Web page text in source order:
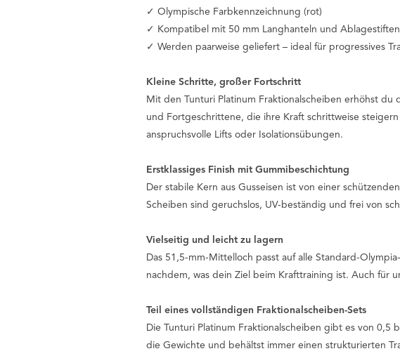
✓ Olympische Farbkennzeichnung (rot)
✓ Kompatibel mit 50 mm Langhanteln und Ablagestiften
✓ Werden paarweise geliefert – ideal für progressives
Kleine Schritte, großer Fortschritt
Mit den Tunturi Platinum Fraktionalscheiben erhöhst
und Fortgeschrittene, die ihre Kraft schrittweise
anspruchsvolle Lifts oder Isolationsübungen.
Erstklassiges Finish mit Gummibeschichtung
Der stabile Kern aus Gusseisen ist von einer
Scheiben sind geruchslos, UV-beständig und frei von
Vielseitig und leicht zu lagern
Das 51,5-mm-Mittelloch passt auf alle Standard-
nachdem, was dein Ziel beim Krafttraining ist. Auch für
Teil eines vollständigen Fraktionalscheiben-Sets
Die Tunturi Platinum Fraktionalscheiben gibt es von 0,5
die Gewichte und behältst immer einen strukturierten